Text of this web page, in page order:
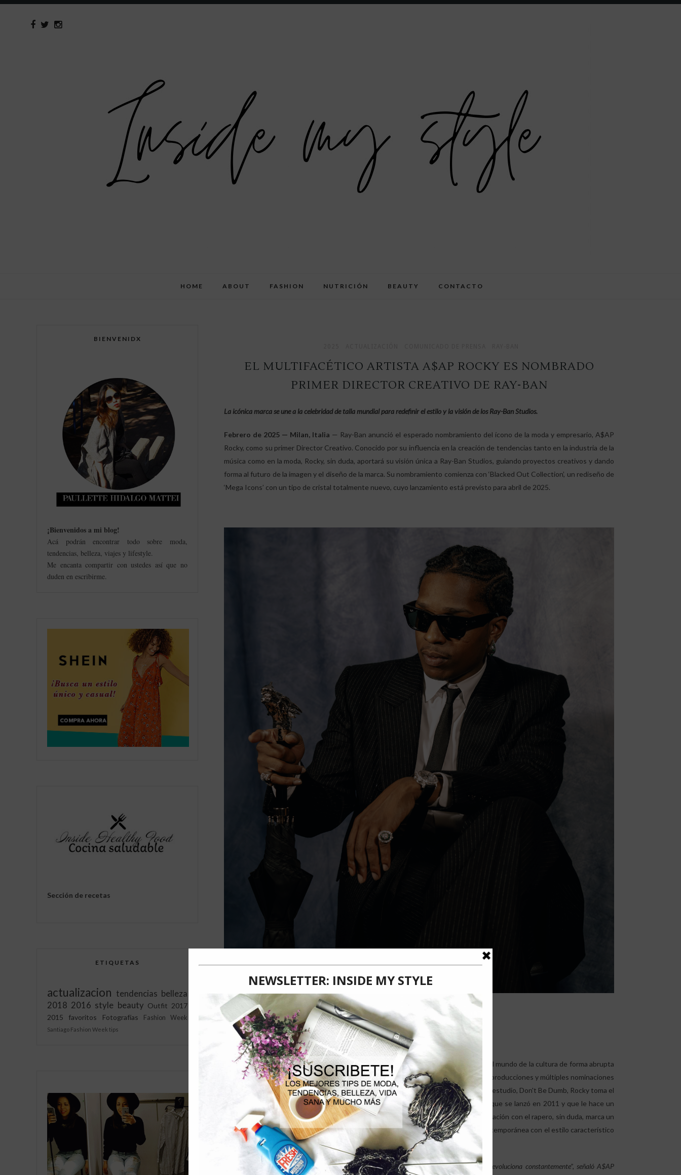
HOME ABOUT FASHION NUTRICIÓN BEAUTY CONTACTO
EL MULTIFACÉTICO ARTISTA A$AP ROCKY ES NOMBRADO
PRIMER DIRECTOR CREATIVO DE RAY-BAN
La icónica marca se une a la celebridad de talla mundial para redefinir el estilo y la visión de los Ray-Ban Studios.
Febrero de 2025 — Milan, Italia — Ray-Ban anunció el esperado nombramiento del ícono de la moda y empresario, A$AP
Rocky, como su primer Director Creativo. Conocido por su influencia en la creación de tendencias tanto en la industria de la
música como en la moda, Rocky, sin duda, aportará su visión única a Ray-Ban Studios, guiando proyectos creativos y dando
forma al futuro de la imagen y el diseño de la marca. Su nombramiento comienza con ‘Blacked Out Collection’, un rediseño de
‘Mega Icons’ con un tipo de cristal totalmente nuevo, cuyo lanzamiento está previsto para abril de 2025.
Una colaboración con miras al futuro
A$AP Rocky, como se le conoce mundialmente a Rakim Mayers, llegó a revolucionar el mundo de la cultura de forma abrupta
desde sus inicios en 2016. Desde ahí a la fecha, ha acumulado miles de millones de reproducciones y múltiples nominaciones
a premios musicales. Ahora, mientras afina los últimos detalles de su cuarto álbum de estudio, Don't Be Dumb, Rocky toma el
control como el primer director creativo de Ray-Ban Studios, la plataforma creativa que se lanzó en 2011 y que le hace un
tributo al poder de la música y las diferentes historias de artistas audaces. Esta asociación con el rapero, sin duda, marca un
paso importante en la evolución de Ray-Ban, mezclando su herencia en la cultura contemporánea con el estilo característico
de Rocky.
“Siempre he admirado la capacidad de Ray-Ban para mantenerse fiel a sus raíces mientras evoluciona constantemente”, señaló A$AP
BIENVENIDX
¡Bienvenidos a mi blog!
Acá podrán encontrar todo sobre moda,
tendencias, belleza, viajes y lifestyle.
Me encanta compartir con ustedes así que no
duden en escribirme.
Sección de recetas
ETIQUETAS
actualizacion tendencias belleza
2018 2016 style beauty Outfit 2017
2015
favoritos Fotografías Fashion Week
Santiago Fashion Week tips